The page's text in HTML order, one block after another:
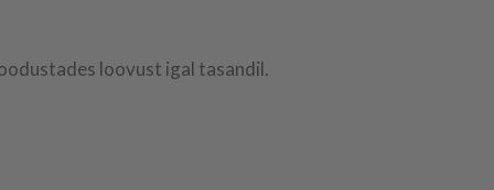
loovust igal tasandil.